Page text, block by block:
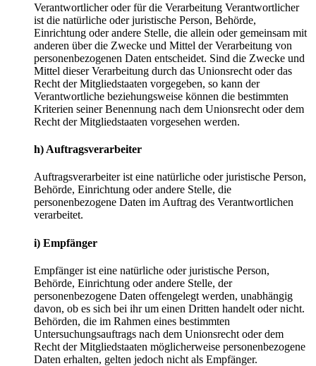
Verantwortlicher oder für die Verarbeitung Verantwortlicher
ist die natürliche oder juristische Person, Behörde,
Einrichtung oder andere Stelle, die allein oder gemeinsam mit
anderen über die Zwecke und Mittel der Verarbeitung von
personenbezogenen Daten entscheidet. Sind die Zwecke und
Mittel dieser Verarbeitung durch das Unionsrecht oder das
Recht der Mitgliedstaaten vorgegeben, so kann der
Verantwortliche beziehungsweise können die bestimmten
Kriterien seiner Benennung nach dem Unionsrecht oder dem
Recht der Mitgliedstaaten vorgesehen werden.
h) Auftragsverarbeiter
Auftragsverarbeiter ist eine natürliche oder juristische Person,
Behörde, Einrichtung oder andere Stelle, die
personenbezogene Daten im Auftrag des Verantwortlichen
verarbeitet.
i) Empfänger
Empfänger ist eine natürliche oder juristische Person,
Behörde, Einrichtung oder andere Stelle, der
personenbezogene Daten offengelegt werden, unabhängig
davon, ob es sich bei ihr um einen Dritten handelt oder nicht.
Behörden, die im Rahmen eines bestimmten
Untersuchungsauftrags nach dem Unionsrecht oder dem
Recht der Mitgliedstaaten möglicherweise personenbezogene
Daten erhalten, gelten jedoch nicht als Empfänger.